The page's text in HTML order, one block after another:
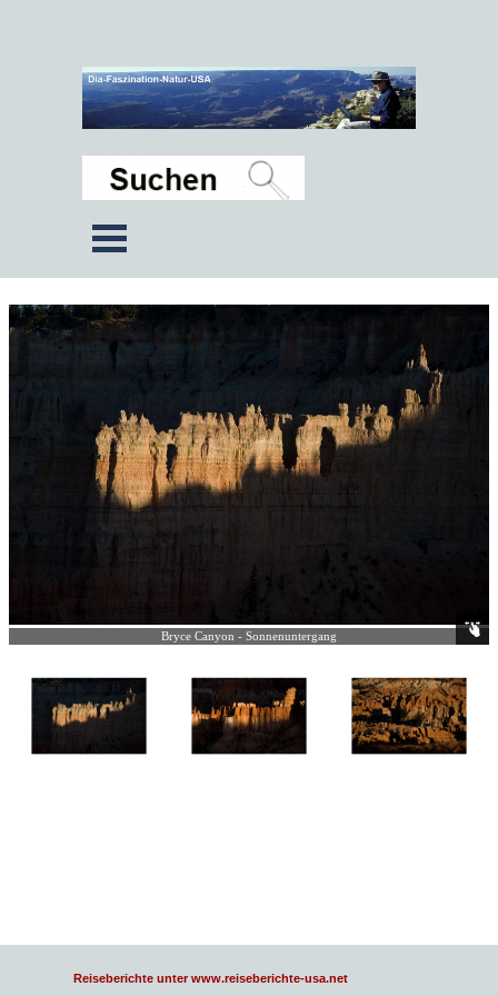
Bryce Canyon - Sonnenuntergang
Reiseberichte unter www.reiseberichte-usa.net